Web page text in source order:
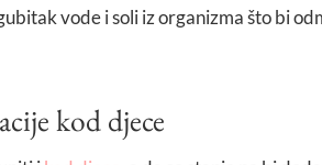
vode i soli iz organizma što bi
kod djece